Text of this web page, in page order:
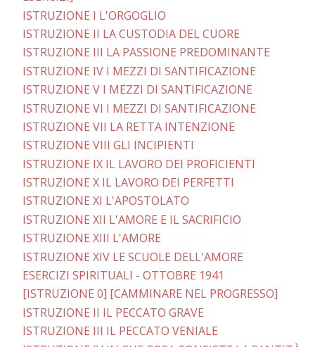
ISTRUZIONE I L'ORGOGLIO
ISTRUZIONE II LA CUSTODIA DEL CUORE
ISTRUZIONE III LA PASSIONE PREDOMINANTE
ISTRUZIONE IV I MEZZI DI SANTIFICAZIONE
ISTRUZIONE V I MEZZI DI SANTIFICAZIONE
ISTRUZIONE VI I MEZZI DI SANTIFICAZIONE
ISTRUZIONE VII LA RETTA INTENZIONE
ISTRUZIONE VIII GLI INCIPIENTI
ISTRUZIONE IX IL LAVORO DEI PROFICIENTI
ISTRUZIONE X IL LAVORO DEI PERFETTI
ISTRUZIONE XI L'APOSTOLATO
ISTRUZIONE XII L'AMORE E IL SACRIFICIO
ISTRUZIONE XIII L'AMORE
ISTRUZIONE XIV LE SCUOLE DELL'AMORE
ESERCIZI SPIRITUALI - OTTOBRE 1941
[ISTRUZIONE 0] [CAMMINARE NEL PROGRESSO]
ISTRUZIONE II IL PECCATO GRAVE
ISTRUZIONE III IL PECCATO VENIALE